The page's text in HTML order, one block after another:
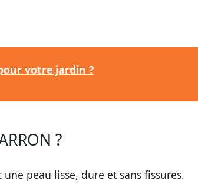
votre jardin ?
?
peau lisse, dure et sans fissures.